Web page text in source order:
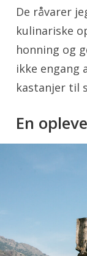
De råvarer
kulinariske
honning og
ikke engang
kastanjer til
En